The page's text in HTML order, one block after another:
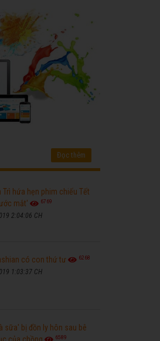
Đọc thêm
Trì hứa hẹn phim chiếu Tết
mắt'
6769
2:04:06 CH
có con thứ tư 6268
1:03:37 CH
sữa' bị đồn ly hôn sau bê
6589